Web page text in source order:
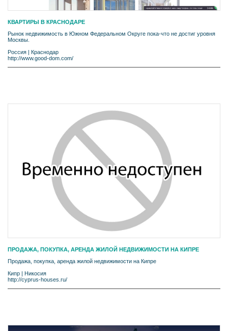
КВАРТИРЫ В КРАСНОДАРЕ
Рынок недвижимость в Южном Федеральном Округе пока-что не достиг уровня
Москвы.
Россия | Краснодар
http://www.good-dom.com/
ПРОДАЖА, ПОКУПКА, АРЕНДА ЖИЛОЙ НЕДВИЖИМОСТИ НА КИПРЕ
Продажа, покупка, аренда жилой недвижимости на Кипре
Кипр | Никосия
http://cyprus-houses.ru/